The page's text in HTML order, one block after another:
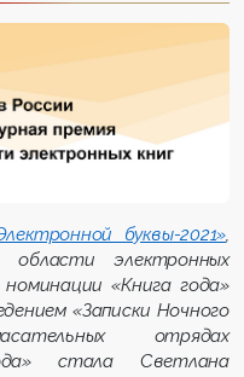
буквы-2021»,
электронных
«Книга года»
«Записки Ночного
отрядах
стала Светлана